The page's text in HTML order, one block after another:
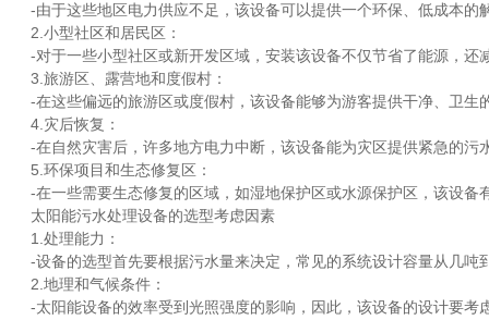
-由于这些地区电力供应不足，该设备可以提供一个环保、低成本的
2.小型社区和居民区：
-对于一些小型社区或新开发区域，安装该设备不仅节省了能源，还
3.旅游区、露营地和度假村：
-在这些偏远的旅游区或度假村，该设备能够为游客提供干净、卫生
4.灾后恢复：
-在自然灾害后，许多地方电力中断，该设备能为灾区提供紧急的污
5.环保项目和生态修复区：
-在一些需要生态修复的区域，如湿地保护区或水源保护区，该设备
太阳能污水处理设备的选型考虑因素
1.处理能力：
-设备的选型首先要根据污水量来决定，常见的系统设计容量从几吨
2.地理和气候条件：
-太阳能设备的效率受到光照强度的影响，因此，该设备的设计要考